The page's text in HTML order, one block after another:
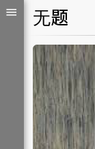
⽆题